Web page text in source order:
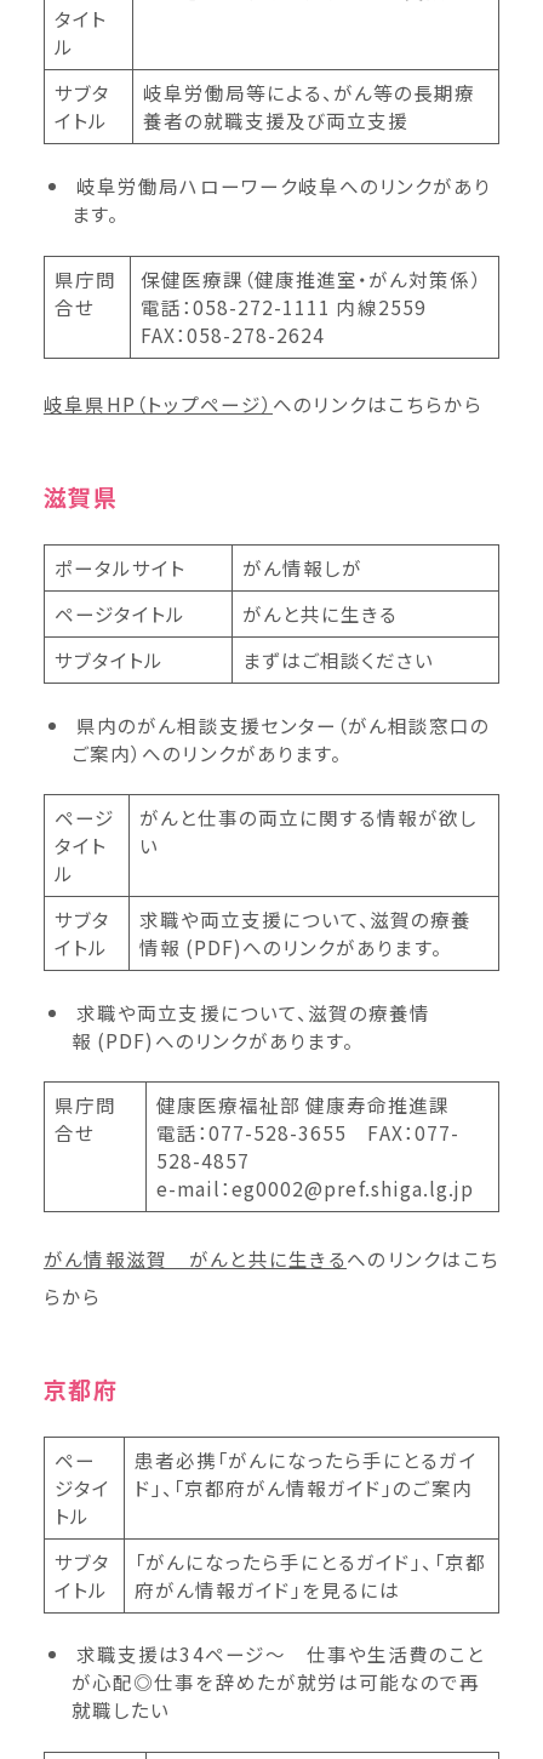
タイト
ル
サブタ
イトル
岐阜労働局等による、がん等の長期療
養者の就職支援及び両立支援
岐阜労働局ハローワーク岐阜へのリンクがあり
ます。
県庁問
合せ
保健医療課（健康推進室・がん対策係）
電話：058-272-1111 内線2559
FAX：058-278-2624
岐阜県HP（トップページ） へのリンクはこちらから
滋賀県
ポータルサイト
がん情報しが
ページタイトル
がんと共に生きる
サブタイトル
まずはご相談ください
県内のがん相談支援センター（がん相談窓口の
ご案内）へのリンクがあります。
ページ
タイト
ル
がんと仕事の両立に関する情報が欲し
い
サブタ
イトル
求職や両立支援について、滋賀の療養
情報 (PDF)へのリンクがあります。
求職や両立支援について、滋賀の療養情
報 (PDF)へのリンクがあります。
県庁問
合せ
健康医療福祉部 健康寿命推進課
電話：077-528-3655 FAX：077-
528-4857
e-mail：eg0002@pref.shiga.lg.jp
がん情報滋賀 がんと共に生きるへのリンクはこち
らから
京都府
ペー
ジタイ
トル
患者必携「がんになったら手にとるガイ
ド」、「京都府がん情報ガイド」のご案内
サブタ
イトル
「がんになったら手にとるガイド」、「京都
府がん情報ガイド」を見るには
求職支援は34ページ～ 仕事や生活費のこと
が心配◎仕事を辞めたが就労は可能なので再
就職したい